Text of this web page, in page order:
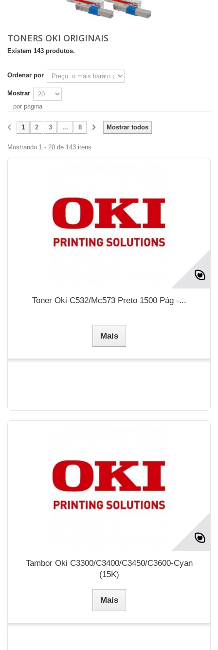
TONERS OKI ORIGINAIS
Existem 143 produtos.
Ordenar por
Mostrar
por página
Mostrar todos
1 2 3 ... 8
Mostrando 1 - 20 de 143 itens
Toner Oki C532/Mc573 Preto 1500 Pág -...
Mais
Tambor Oki C3300/C3400/C3450/C3600-Cyan
(15K)
Mais